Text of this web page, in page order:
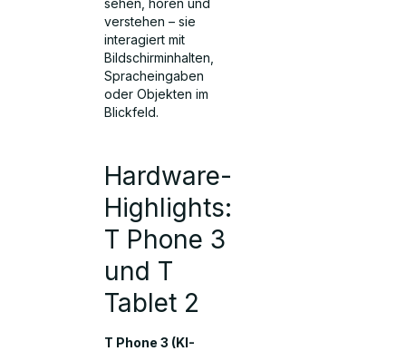
sehen, hören und
verstehen – sie
interagiert mit
Bildschirminhalten,
Spracheingaben
oder Objekten im
Blickfeld.
Hardware-
Highlights:
T Phone 3
und T
Tablet 2
T Phone 3 (KI-